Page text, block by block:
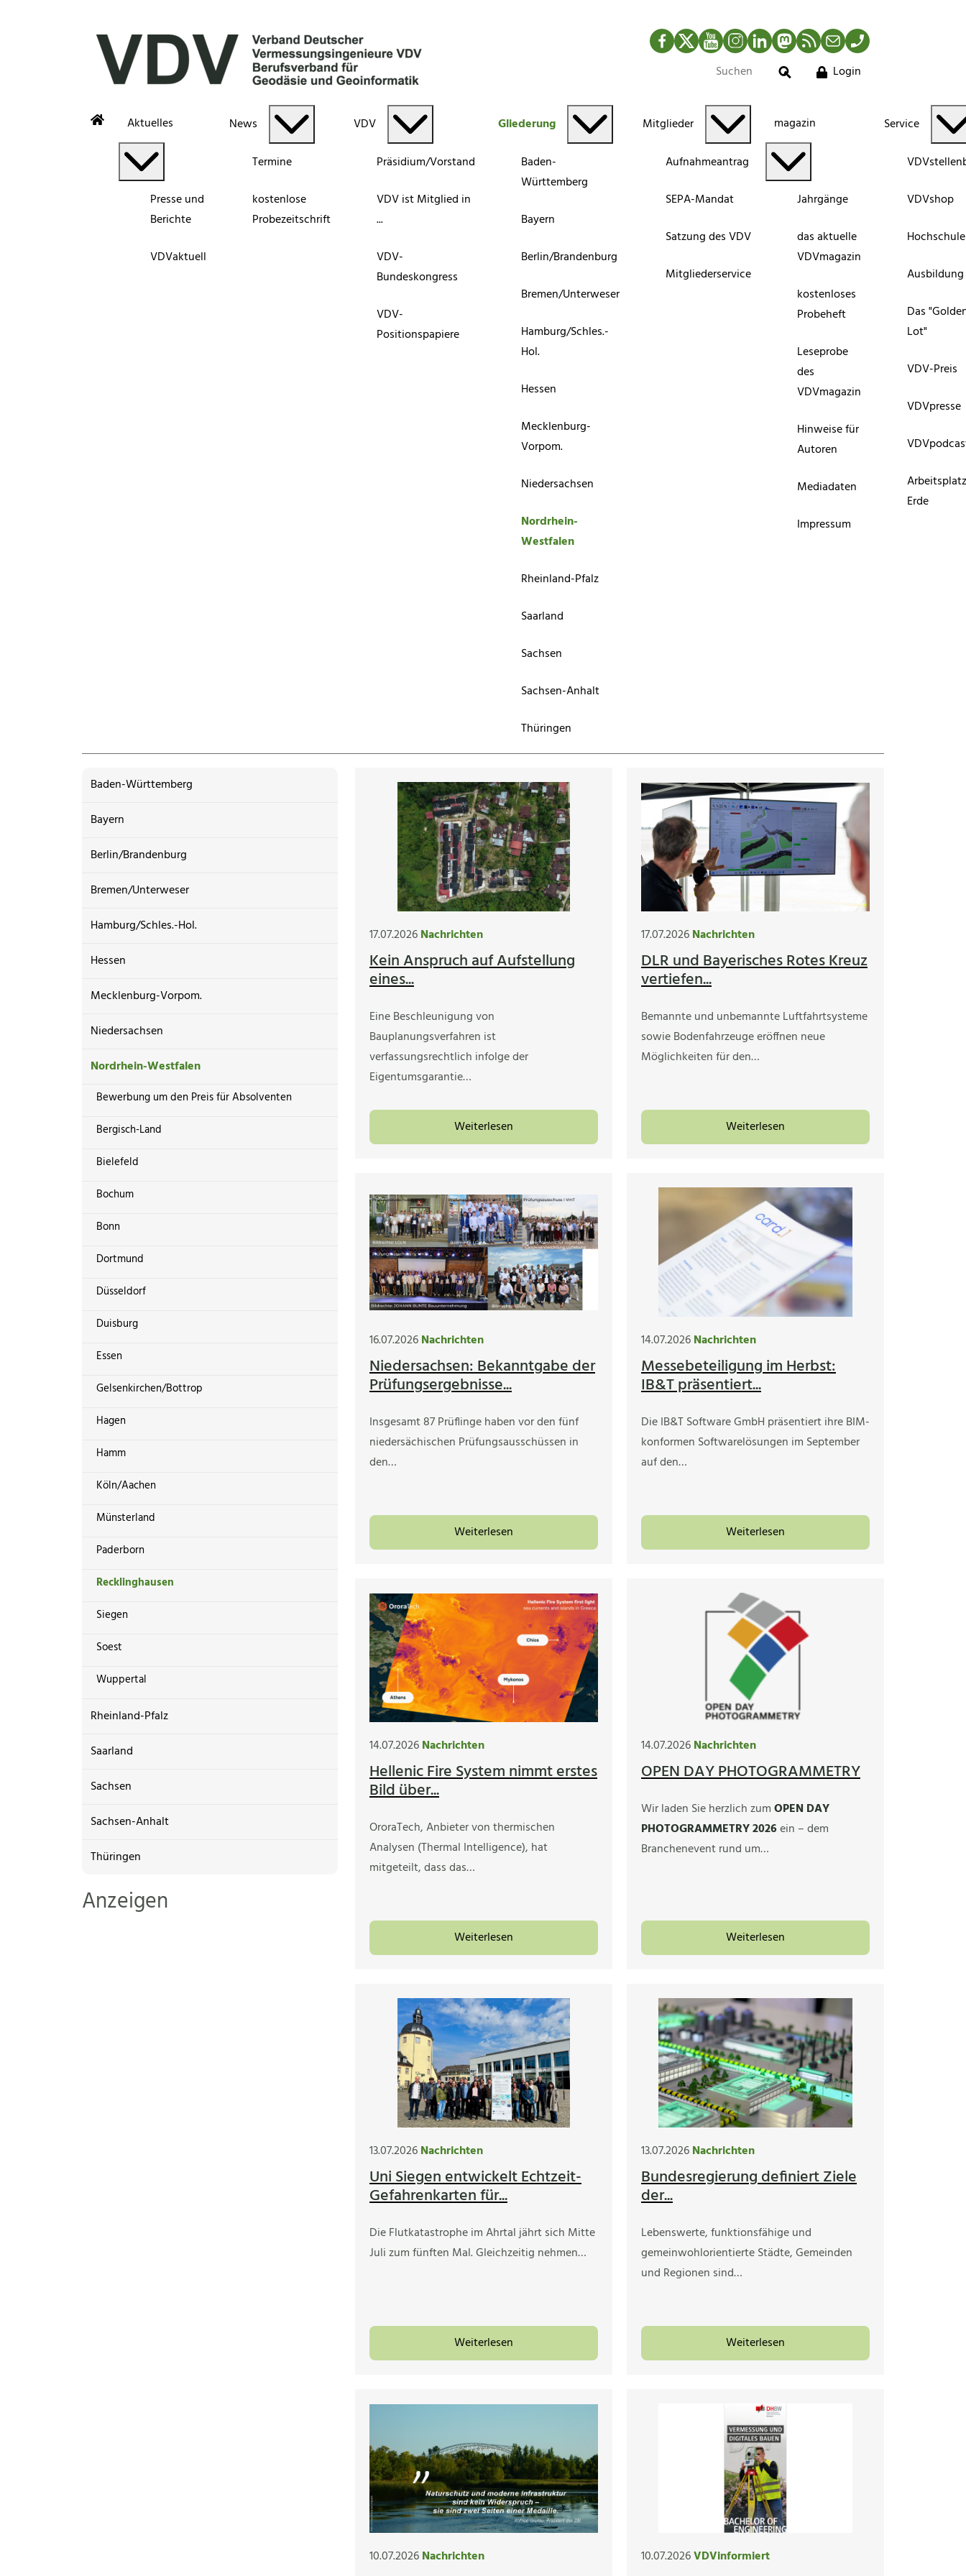
Facebook
TwitterYouTubeInstagram
LinkedInMastodonRSS-Newsfeed
MailTelefon
Suche
Login
Aktuelles
Presse und
Berichte
VDVaktuell
News
Termine
kostenlose
Probezeitschrift
VDV
Präsidium/Vorstand
VDV ist Mitglied in
...
VDV-
Bundeskongress
VDV-
Positionspapiere
Gliederung
Baden-
Württemberg
Bayern
Berlin/Brandenburg
Bremen/Unterweser
Hamburg/Schles.-
Hol.
Hessen
Mecklenburg-
Vorpom.
Niedersachsen
Nordrhein-
Westfalen
Rheinland-Pfalz
Saarland
Sachsen
Sachsen-Anhalt
Thüringen
Mitglieder
Aufnahmeantrag
SEPA-Mandat
Satzung des VDV
Mitgliederservice
magazin
Jahrgänge
das aktuelle
VDVmagazin
kostenloses
Probeheft
Leseprobe
des
VDVmagazin
Hinweise für
Autoren
Mediadaten
Impressum
Service
VDVshop
Ausbildung
Das
Lot"
VDV-Preis
VDVpresse
Erde
Baden-Württemberg
Bayern
Berlin/Brandenburg
Bremen/Unterweser
Hamburg/Schles.-Hol.
Hessen
Mecklenburg-Vorpom.
Niedersachsen
Nordrhein-Westfalen
Bewerbung um den Preis für Absolventen
Bergisch-Land
Bielefeld
Bochum
Bonn
Dortmund
Düsseldorf
Duisburg
Essen
Gelsenkirchen/Bottrop
Hagen
Hamm
Köln/Aachen
Münsterland
Paderborn
Recklinghausen
Siegen
Soest
Wuppertal
Rheinland-Pfalz
Saarland
Sachsen
Sachsen-Anhalt
Thüringen
Anzeigen
17.07.2026Nachrichten
Kein Anspruch auf Aufstellung
eines...
Eine Beschleunigung von
Bauplanungsverfahren ist
verfassungsrechtlich infolge der
Eigentumsgarantie…
Weiterlesen
17.07.2026Nachrichten
DLR und Bayerisches Rotes Kreuz
vertiefen...
Bemannte und unbemannte Luftfahrtsysteme
sowie Bodenfahrzeuge eröffnen neue
Möglichkeiten für den…
Weiterlesen
16.07.2026Nachrichten
Niedersachsen: Bekanntgabe der
Prüfungsergebnisse...
Insgesamt 87 Prüflinge haben vor den fünf
niedersächischen Prüfungsausschüssen in
den…
Weiterlesen
14.07.2026Nachrichten
Messebeteiligung im Herbst:
IB&T präsentiert...
Die IB&T Software GmbH präsentiert ihre BIM-
konformen Softwarelösungen im September
auf den…
Weiterlesen
14.07.2026Nachrichten
Hellenic Fire System nimmt erstes
Bild über...
OroraTech, Anbieter von thermischen
Analysen (Thermal Intelligence), hat
mitgeteilt, dass das…
Weiterlesen
14.07.2026Nachrichten
OPEN DAY PHOTOGRAMMETRY
Wir laden Sie herzlich zumOPEN DAY
PHOTOGRAMMETRY 2026ein – dem
Branchenevent rund um…
Weiterlesen
13.07.2026Nachrichten
Uni Siegen entwickelt Echtzeit-
Gefahrenkarten für...
Die Flutkatastrophe im Ahrtal jährt sich Mitte
Juli zum fünften Mal. Gleichzeitig nehmen…
Weiterlesen
13.07.2026Nachrichten
Bundesregierung definiert Ziele
der...
Lebenswerte, funktionsfähige und
gemeinwohlorientierte Städte, Gemeinden
und Regionen sind…
Weiterlesen
10.07.2026Nachrichten 10.07.2026VDVinformiert